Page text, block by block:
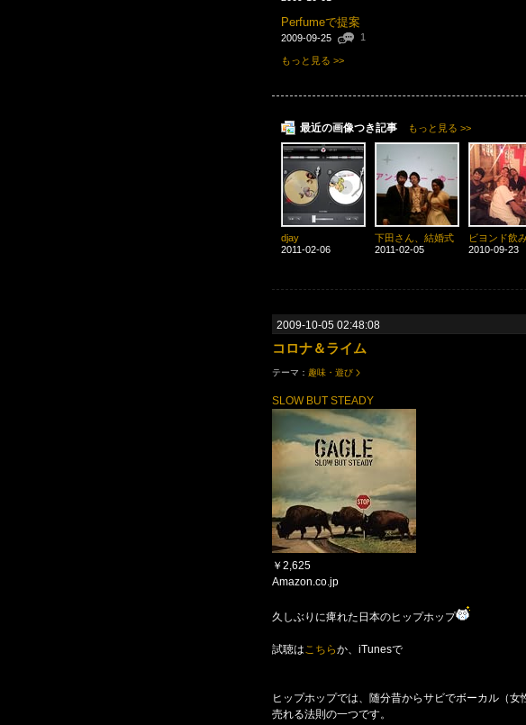
Perfumeで提案
2009-09-25 1
もっと見る >>
最近の画像つき記事 もっと見る >>
djay
2011-02-06
下田さん、結婚式
2011-02-05
ビヨンド飲
2010-09-23
2009-10-05 02:48:08
コロナ＆ライム
テーマ： 趣味・遊び
SLOW BUT STEADY
￥2,625
Amazon.co.jp
久しぶりに痺れた日本のヒップホップ
試聴はこちらか、iTunesで
ヒップホップでは、随分昔からサビでボーカル（女
売れる法則の一つです。